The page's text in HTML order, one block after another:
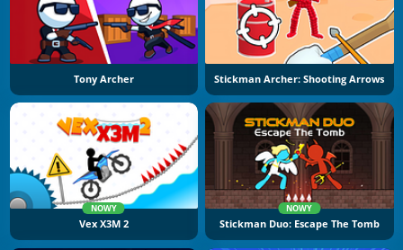
Tony Archer Stickman Archer: Shooting Arrows
NOWY
Vex X3M 2
NOWY
Stickman Duo: Escape The Tomb